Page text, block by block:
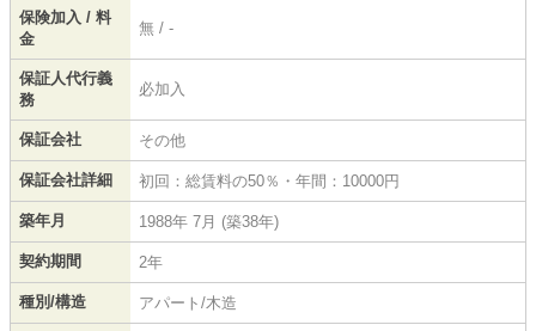
保険加入 / 料
金
無 / -
保証人代行義
務
必加入
保証会社 その他
保証会社詳細 初回：総賃料の50％・年間：10000円
築年月 1988年 7月 (築38年)
契約期間 2年
種別/構造 アパート/木造